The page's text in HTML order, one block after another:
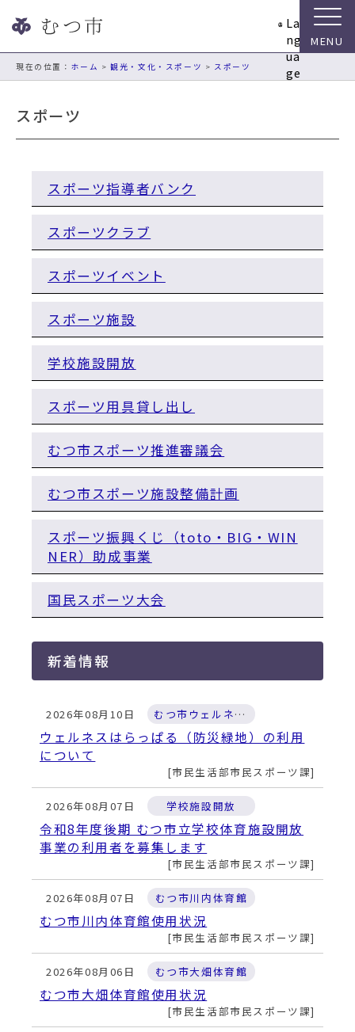
ビ
シ
La
ng
ua
ge
現在の位置： ホーム >観光・文化・スポーツ > スポーツ
スポーツ
スポーツ指導者バンク
スポーツクラブ
スポーツイベント
スポーツ施設
学校施設開放
スポーツ用具貸し出し
むつ市スポーツ推進審議会
むつ市スポーツ施設整備計画
スポーツ振興くじ（toto・BIG・WIN
NER）助成事業
国民スポーツ大会
新着情報
2026年08月10日 むつ市ウェルネスパーク
ウェルネスはらっぱる（防災緑地）の利用
について
市民生活部市民スポーツ課
2026年08月07日 学校施設開放
令和8年度後期 むつ市立学校体育施設開放
事業の利用者を募集します
市民生活部市民スポーツ課
2026年08月07日 むつ市川内体育館
むつ市川内体育館使用状況
市民生活部市民スポーツ課
2026年08月06日 むつ市大畑体育館
むつ市大畑体育館使用状況
市民生活部市民スポーツ課